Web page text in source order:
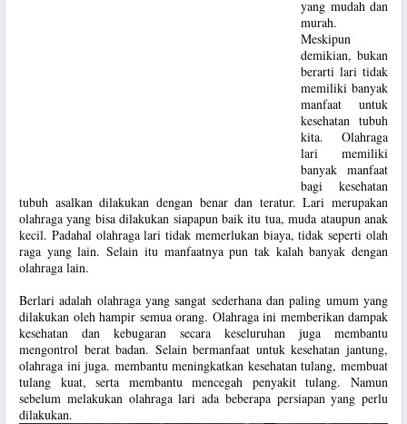
yang mudah dan
murah.
Meskipun
demikian, bukan
berarti lari tidak
memiliki banyak
manfaat untuk
kesehatan tubuh
kita. Olahraga
lari memiliki
banyak manfaat
bagi kesehatan
tubuh asalkan dilakukan dengan benar dan teratur. Lari merupakan
olahraga yang bisa dilakukan siapapun baik itu tua, muda ataupun anak
kecil. Padahal olahraga lari tidak memerlukan biaya, tidak seperti olah
raga yang lain. Selain itu manfaatnya pun tak kalah banyak dengan
olahraga lain.
Berlari adalah olahraga yang sangat sederhana dan paling umum yang
dilakukan oleh hampir semua orang. Olahraga ini memberikan dampak
kesehatan dan kebugaran secara keseluruhan juga membantu
mengontrol berat badan. Selain bermanfaat untuk kesehatan jantung,
olahraga ini juga. membantu meningkatkan kesehatan tulang, membuat
tulang kuat, serta membantu mencegah penyakit tulang. Namun
sebelum melakukan olahraga lari ada beberapa persiapan yang perlu
dilakukan.